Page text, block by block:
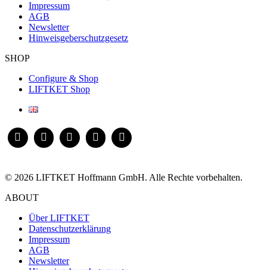
Impressum
AGB
Newsletter
Hinweisgeberschutzgesetz
SHOP
Configure & Shop
LIFTKET Shop
© 2026 LIFTKET Hoffmann GmbH. Alle Rechte vorbehalten.
ABOUT
Über LIFTKET
Datenschutzerklärung
Impressum
AGB
Newsletter